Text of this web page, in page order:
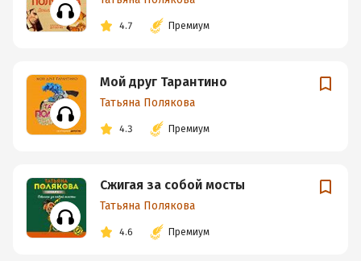
4.7 Премиум
Мой друг Тарантино
Татьяна Полякова
4.3 Премиум
Сжигая за собой мосты
Татьяна Полякова
4.6 Премиум